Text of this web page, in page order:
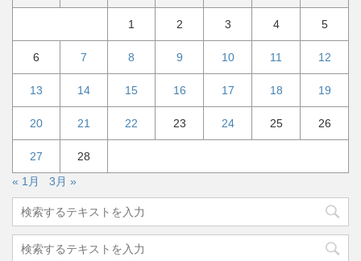
1 2 3 4 5
6 7 8 9 10 11 12
13 14 15 16 17 18 19
20 21 22 23 24 25 26
27
28
« 1月
3月 »